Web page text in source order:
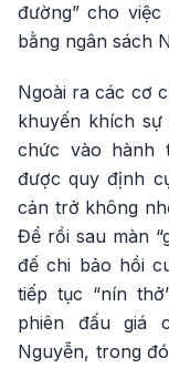
đường” cho
bằng ngân sách
Ngoài ra các cơ
khuyến khích
chức vào hành
được quy định
cản trở không
Để rồi sau màn
đế chi bảo hồi
tiếp tục “nín
phiên đấu giá
Nguyễn, trong